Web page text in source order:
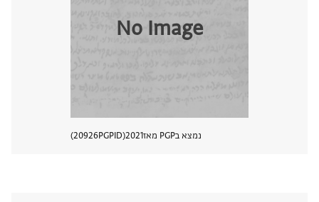
No Image
נמצא בPGP מאז 2021
PGPID
20926